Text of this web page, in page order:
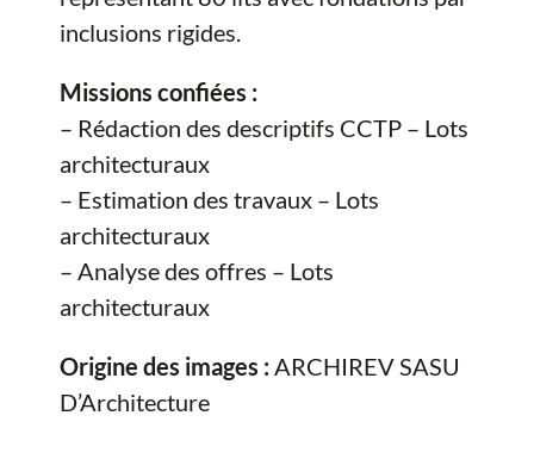
inclusions rigides.
Missions confiées :
– Rédaction des descriptifs CCTP – Lots
architecturaux
– Estimation des travaux – Lots
architecturaux
– Analyse des offres – Lots
architecturaux
Origine des images :ARCHIREV SASU
D’Architecture